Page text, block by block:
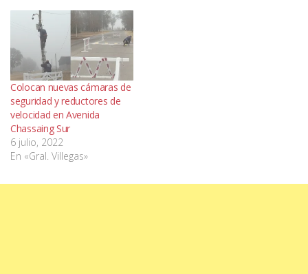
Colocan nuevas cámaras de
seguridad y reductores de
velocidad en Avenida
Chassaing Sur
6 julio, 2022
En «Gral. Villegas»